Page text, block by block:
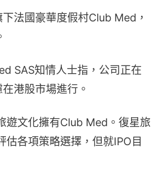
法國豪華度假村Club Med，
SAS知情人士指，公司正在
港股市場進行。
遊文化擁有Club Med。復星旅
估各項策略選擇，但就IPO目